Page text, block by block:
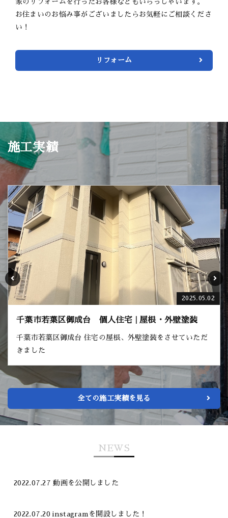
お住まいのお悩み事がございましたらお気軽にご相談くださ
い！
リフォーム
施工実績
2025.05.02
個人住宅 | 屋根・外壁塗装
宅の屋根、外壁塗装をさせていただ
千葉市若葉区小
千葉市若葉区小倉町
全ての施工実績を見る
NEWS
2022.07.27 動画を公開しました
2022.07.20 instagramを開設しました！